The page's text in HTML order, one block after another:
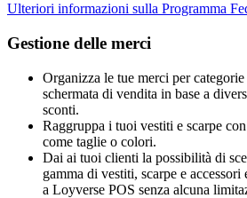
Ulteriori informazioni sulla Programma
Gestione delle merci
Organizza le tue merci per
schermata di vendita in base a
sconti.
Raggruppa i tuoi vestiti e scarpe
come taglie o colori.
Dai ai tuoi clienti la possibilità di
gamma di vestiti, scarpe e
a Loyverse POS senza alcuna